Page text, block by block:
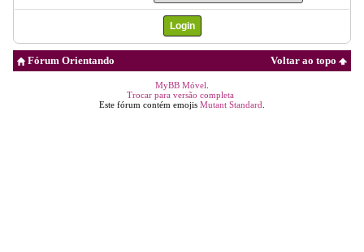
Voltar ao topo
Fórum Orientando
MyBB Móvel
Trocar para versão completa
Este fórum contém emojis Mutant Standard